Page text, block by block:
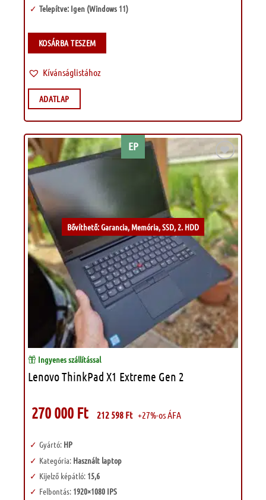
Telepítve: Igen (Windows 11)
KOSÁRBA TESZEM
Kívánságlistához
ADATLAP
EP
Bővíthető: Garancia, Memória, SSD, 2. HDD
Kívánságlistához
Ingyenes szállítással
Lenovo ThinkPad X1 Extreme Gen 2
270 000 Ft 212 598 Ft +27%-os ÁFA
Gyártó:HP
Kategória: Használt laptop
Kijelző képátló: 15,6
Felbontás: 1920×1080 IPS